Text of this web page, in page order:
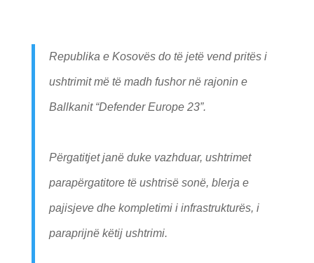
Republika e Kosovës do të jetë vend pritës i
ushtrimit më të madh fushor në rajonin e
Ballkanit “Defender Europe 23”.
Përgatitjet janë duke vazhduar, ushtrimet
parapërgatitore të ushtrisë sonë, blerja e
pajisjeve dhe kompletimi i infrastrukturës, i
paraprijnë këtij ushtrimi.